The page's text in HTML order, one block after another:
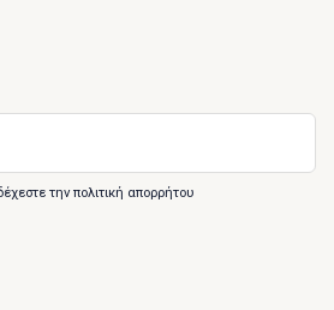
την πολιτική απορρήτου